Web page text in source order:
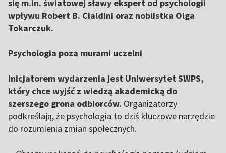
się m.in. światowej sławy ekspert od psychologii
wpływu Robert B. Cialdini oraz noblistka Olga
Tokarczuk.
Psychologia poza murami uczelni
Inicjatorem wydarzenia jest Uniwersytet SWPS,
który chce wyjść z wiedzą akademicką do
szerszego grona odbiorców. Organizatorzy
podkreślają, że psychologia to dziś kluczowe narzędzie
do rozumienia zmian społecznych.